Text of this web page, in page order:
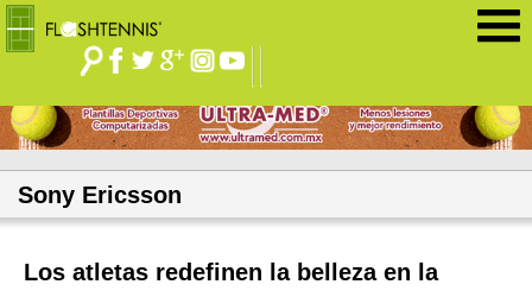
Sony Ericsson
Los atletas redefinen la belleza en la